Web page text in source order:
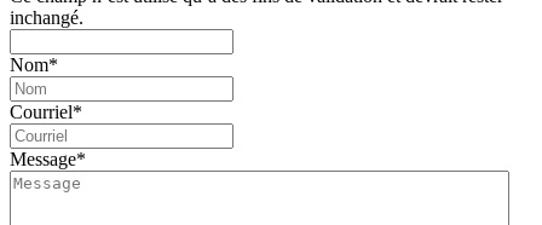
inchangé.
Nom*
Courriel*
Message*